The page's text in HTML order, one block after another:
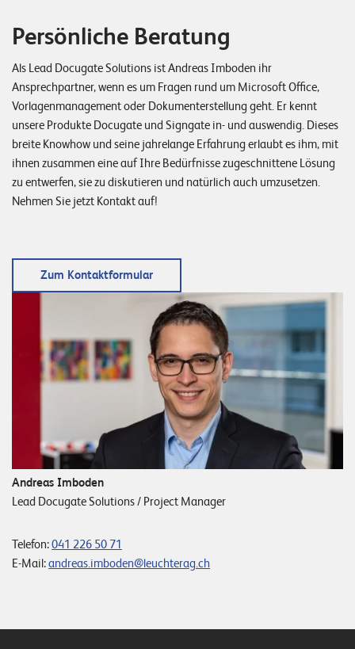
Persönliche Beratung
Als Lead Docugate Solutions ist Andreas Imboden ihr
Ansprechpartner, wenn es um Fragen rund um Microsoft Office,
Vorlagenmanagement oder Dokumenterstellung geht. Er kennt
unsere Produkte Docugate und Signgate in- und auswendig. Dieses
breite Knowhow und seine jahrelange Erfahrung erlaubt es ihm, mit
ihnen zusammen eine auf Ihre Bedürfnisse zugeschnittene Lösung
zu entwerfen, sie zu diskutieren und natürlich auch umzusetzen.
Nehmen Sie jetzt Kontakt auf!
Zum Kontaktformular
Andreas Imboden
Lead Docugate Solutions / Project Manager
Telefon:041 226 50 71
E-Mail:andreas.imboden@leuchterag.ch